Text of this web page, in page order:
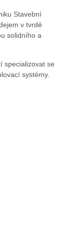
Stavební
v tvrdé
solidního a
specializovat se
systémy.